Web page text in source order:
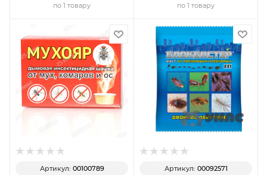
по 1 товару по 1 товару
Артикул: 00100789 Артикул: 00092571